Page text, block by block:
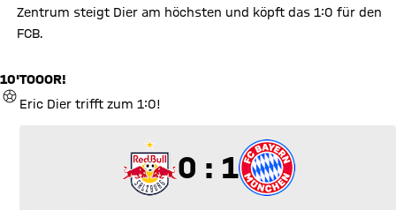
Zentrum steigt Dier am höchsten und köpft das 1:0 für den
FCB.
10'
TOR
TOOOR!
Eric Dier trifft zum 1:0!
0 zu 1
0 : 1